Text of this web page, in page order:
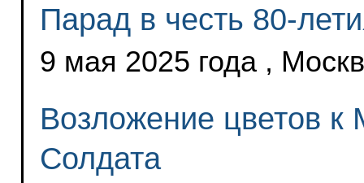
Парад в честь 80-
9 мая 2025 года ,
Возложение цветов к
Солдата